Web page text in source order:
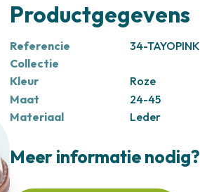
Productgegevens
Referencie
34-TAYOPINK
Collectie
Kleur
Roze
Maat
24-45
Materiaal
Leder
Meer informatie nodig?